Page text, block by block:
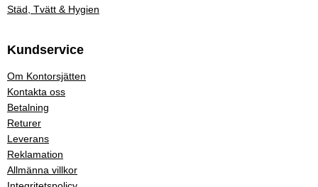
Städ, Tvätt & Hygien
Kundservice
Om Kontorsjätten
Kontakta oss
Betalning
Returer
Leverans
Reklamation
Allmänna villkor